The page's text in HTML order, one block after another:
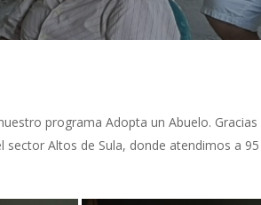
programa Adopta un Abuelo.
Altos de Sula, donde atendimos a